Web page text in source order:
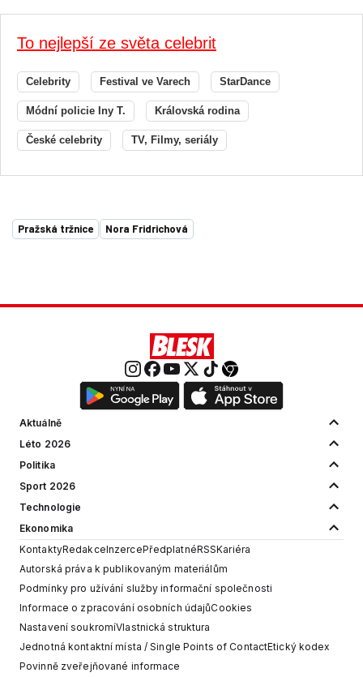
To nejlepší ze světa celebrit
Celebrity Festival ve Varech StarDance
Módní policie Iny T. Královská rodina
České celebrity TV, Filmy, seriály
Pražská tržnice Nora Fridrichová
Aktuálně
Léto 2026
Politika
Sport 2026
Technologie
Ekonomika
KontaktyRedakceInzercePředplatnéRSSKariéra
Autorská práva k publikovaným materiálům
Podmínky pro užívání služby informační společnosti
Informace o zpracování osobních údajůCookies
Nastavení soukromíVlastnická struktura
Jednotná kontaktní místa / Single Points of ContactEtický kodex
Povinně zveřejňované informace